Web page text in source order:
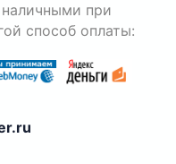
при
способ оплаты: